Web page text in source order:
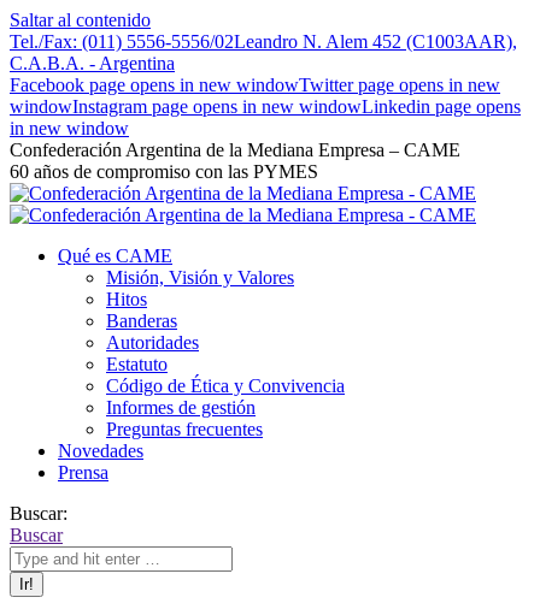
Saltar al contenido
Tel./Fax: (011) 5556-5556/02Leandro N. Alem 452 (C1003AAR),
C.A.B.A. - Argentina
Facebook page opens in new windowTwitter page opens in new
windowInstagram page opens in new windowLinkedin page opens
in new window
Confederación Argentina de la Mediana Empresa – CAME
60 años de compromiso con las PYMES
Qué es CAME
Misión, Visión y Valores
Hitos
Banderas
Autoridades
Estatuto
Código de Ética y Convivencia
Informes de gestión
Preguntas frecuentes
Novedades
Prensa
Buscar:
Buscar